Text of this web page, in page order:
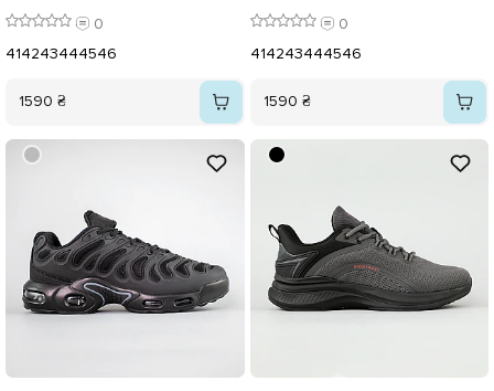
0
414243444546
1590 ₴
0
414243444546
1590 ₴